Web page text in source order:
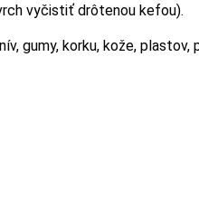
vyčistiť drôtenou kefou).
gumy, korku, kože, plastov,